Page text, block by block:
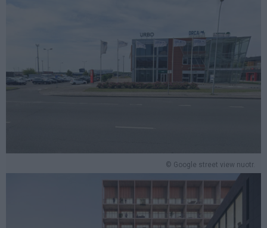
© Google street view nuotr.